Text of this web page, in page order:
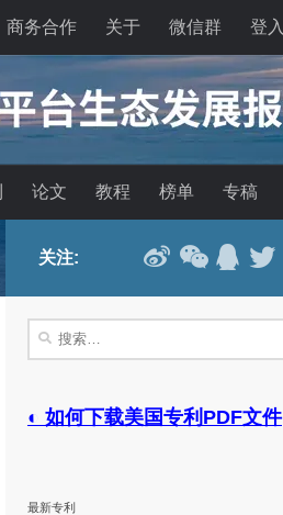
商务合作 关于 微信群 登入
论文 教程 榜单 专稿
关注:
搜
索：
◐ 如何下载美国专利PDF文件
最新专利